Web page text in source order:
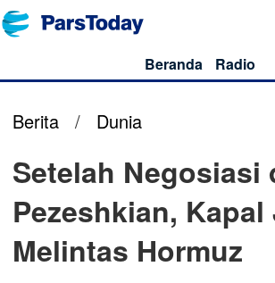
Beranda Radio
Berita / Dunia
Setelah Negosiasi
Pezeshkian, Kapal
Melintas Hormuz